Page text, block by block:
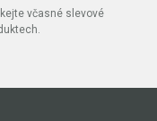
včasné slevové